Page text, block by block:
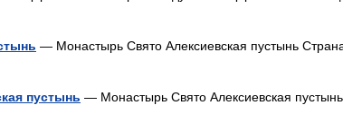
— Монастырь Свято Алексиевская пустынь
пустынь — Монастырь Свято Алексиевская